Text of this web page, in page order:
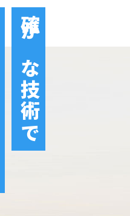
確かな技術で